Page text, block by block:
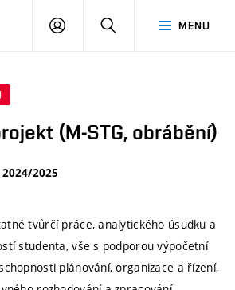
MENU
PŘIHLÁSIT
(M-STG, obrábění)
2025
tvůrčí práce, analytického úsudku a
studenta, vše s podporou výpočetní
plánování, organizace a řízení,